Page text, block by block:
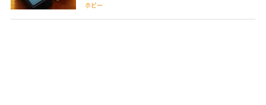
ホビー